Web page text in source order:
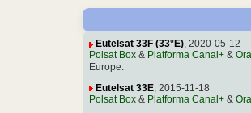
Eutelsat 33F (33°E), 2020-05-12
Polsat Box & Platforma Canal+ &
Europe.
Eutelsat 33E , 2015-11-18
Polsat Box & Platforma Canal+ &